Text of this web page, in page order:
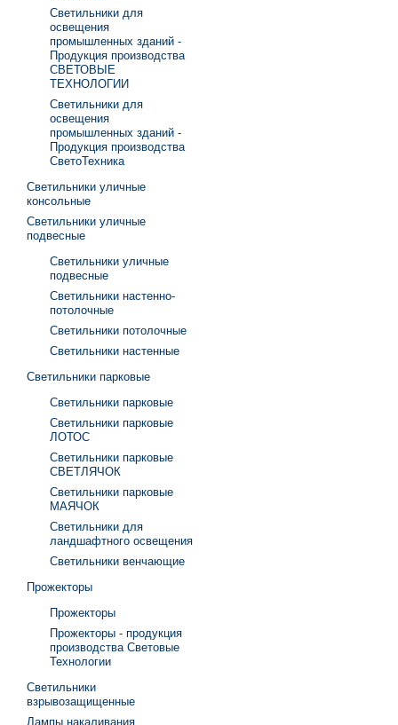
Светильники для
освещения
промышленных зданий -
Продукция производства
СВЕТОВЫЕ
ТЕХНОЛОГИИ
Светильники для
освещения
промышленных зданий -
Продукция производства
СветоТехника
Светильники уличные
консольные
Светильники уличные
подвесные
Светильники уличные
подвесные
Светильники настенно-
потолочные
Светильники потолочные
Светильники настенные
Светильники парковые
Светильники парковые
Светильники парковые
ЛОТОС
Светильники парковые
СВЕТЛЯЧОК
Светильники парковые
МАЯЧОК
Светильники для
ландшафтного освещения
Светильники венчающие
Прожекторы
Прожекторы
Прожекторы - продукция
производства Световые
Технологии
Светильники
взрывозащищенные
Лампы накаливания